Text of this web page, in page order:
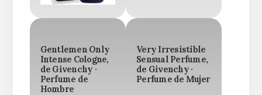
Gentlemen Only
Intense Cologne,
de Givenchy ·
Perfume de
Hombre
Very Irresistible
Sensual Perfume,
de Givenchy ·
Perfume de Mujer